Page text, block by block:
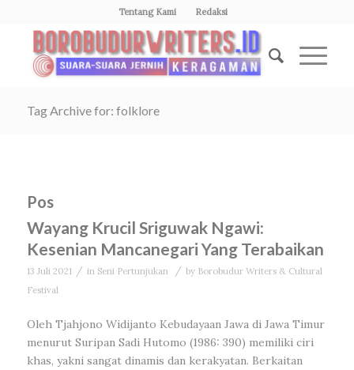
Tentang Kami Redaksi
Tag Archive for: folklore
Pos
Wayang Krucil Sriguwak Ngawi:
Kesenian Mancanegari Yang Terabaikan
13 Juli 2021 / in Seni Pertunjukan / by Borobudur Writers & Cultural
Festival
Oleh Tjahjono Widijanto Kebudayaan Jawa di Jawa Timur
menurut Suripan Sadi Hutomo (1986: 390) memiliki ciri
khas, yakni sangat dinamis dan kerakyatan. Berkaitan